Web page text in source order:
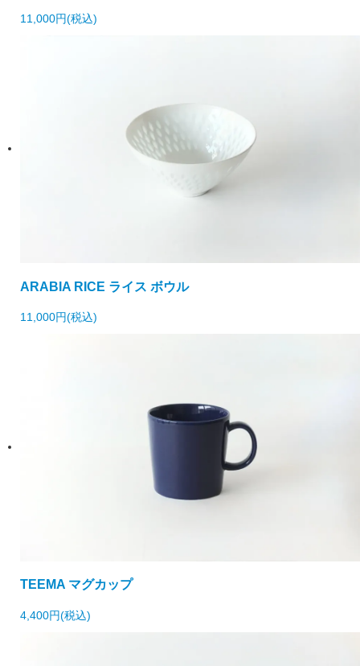
11,000円(税込)
ARABIA RICE ライス ボウル
11,000円(税込)
TEEMA マグカップ
4,400円(税込)